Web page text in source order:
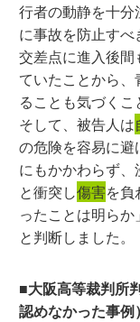
行者の動静を十
に事故を防止すべ
交差点に進入後
ていたことから
ることも気づくこ
そして、被告人は
の危険を容易に避
にもかかわらず
と衝突し傷害を
ったことは明らか」
と判断しました。
■大阪高等裁判所
認めなかった事例）